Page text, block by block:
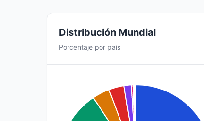
Distribución Mundial
Porcentaje por país